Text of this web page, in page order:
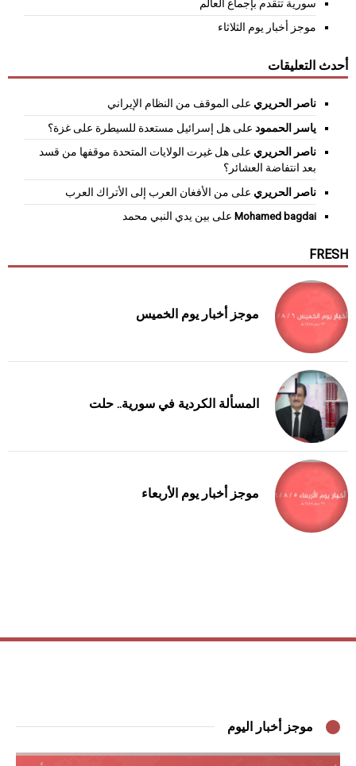
سورية تتقدم بإجماع العالم
موجز أخبار يوم الثلاثاء
أحدث التعليقات
ناصر الحريري على الموقف من النظام الإيراني
ياسر الحممود على هل إسرائيل مستعدة للسيطرة على غزة؟
ناصر الحريري على هل غيرت الولايات المتحدة موقفها من قسد
بعد انتفاضة العشائر؟
ناصر الحريري على من الأفغان العرب إلى الأتراك العرب
Mohamed bagdai على بين يدي النبي محمد
FRESH
موجز أخبار يوم الخميس
المسألة الكردية في سورية.. حلت
موجز أخبار يوم الأربعاء
موجز أخبار اليوم